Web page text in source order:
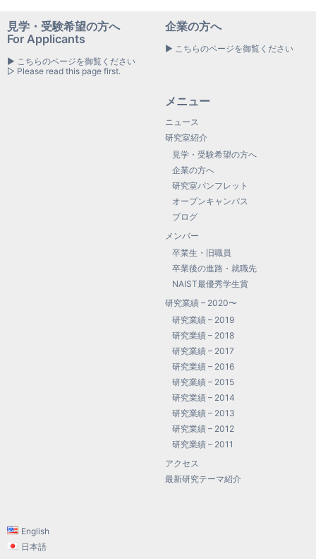
見学・受験希望の方へ
For Applicants
▶ こちらのページを御覧ください
▷ Please read this page first.
企業の方へ
▶ こちらのページを御覧ください
メニュー
ニュース
研究室紹介
見学・受験希望の方へ
企業の方へ
研究室パンフレット
オープンキャンパス
ブログ
メンバー
卒業生・旧職員
卒業後の進路・就職先
NAIST最優秀学生賞
研究業績 – 2020〜
研究業績 – 2019
研究業績 – 2018
研究業績 – 2017
研究業績 – 2016
研究業績 – 2015
研究業績 – 2014
研究業績 – 2013
研究業績 – 2012
研究業績 – 2011
アクセス
最新研究テーマ紹介
English
日本語